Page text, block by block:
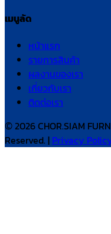
เมนูลัด
หน้าแรก
รายการสินค้า
ผลงานของเรา
เกี่ยวกับเรา
ติดต่อเรา
© 2026 CHOR.SIAM
Reserved. | Privacy